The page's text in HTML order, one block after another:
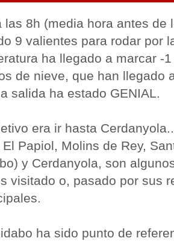
las 8h (media hora antes de
9 valientes para rodar por
ha llegado a marcar -
de nieve, que han llegado
salida ha estado GENIAL.
era ir hasta
El Papiol, Molins de Rey,
y Cerdanyola, son
visitado o, pasado por sus
ha sido punto de